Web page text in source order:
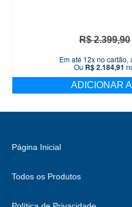
R$2.399,90
Em até 12x no cartão,
Ou R$2.184,91
ADICIONAR
Página Inicial
Todos os Produtos